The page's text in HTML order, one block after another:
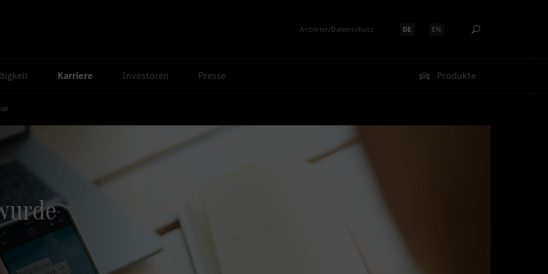
Anbieter/Datenschutz Sprache auswählen:
DE Sprache auswählen:
EN
Karriere Investoren Presse Produkte